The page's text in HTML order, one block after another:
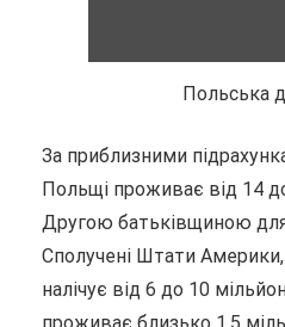
Польська
За приблизними
Польщі проживає від 14
Другою батьківщиною для
Сполучені Штати
налічує від 6 до 10